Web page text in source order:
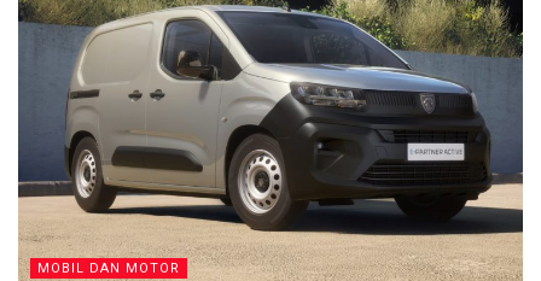
MOBIL DAN MOTOR